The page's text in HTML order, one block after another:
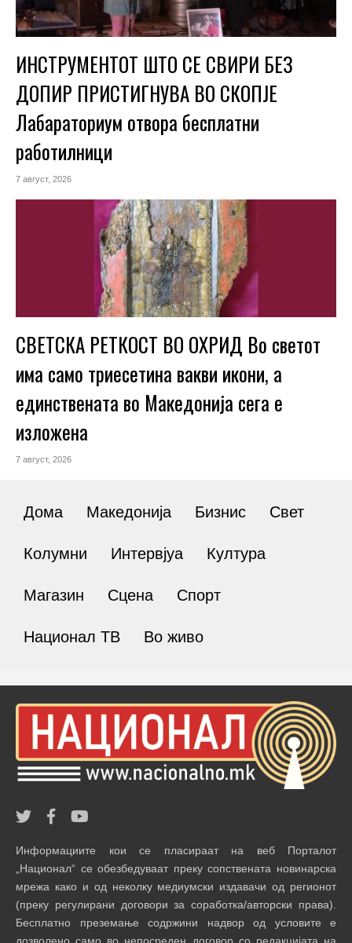
ИНСТРУМЕНТОТ ШТО СЕ СВИРИ БЕЗ
ДОПИР ПРИСТИГНУВА ВО СКОПЈЕ
Лабараториум отвора бесплатни
работилници
7 август, 2026
СВЕТСКА РЕТКОСТ ВО ОХРИД Во светот
има само триесетина вакви икони, а
единствената во Македонија сега е
изложена
7 август, 2026
Дома Македонија Бизнис Свет
Колумни Интервјуа Култура
Магазин Сцена Спорт
Национал ТВ Во живо
Информациите кои се пласираат на веб Порталот
„Национал“ се обезбедуваат преку сопствената новинарска
мрежа како и од неколку медиумски издавачи од регионот
(преку регулирани договори за соработка/авторски права).
Бесплатно преземање содржини надвор од условите е